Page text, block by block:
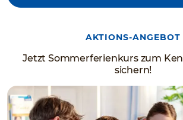
AKTIONS-ANGEBOT
Jetzt Sommerferienkurs zum
sichern!